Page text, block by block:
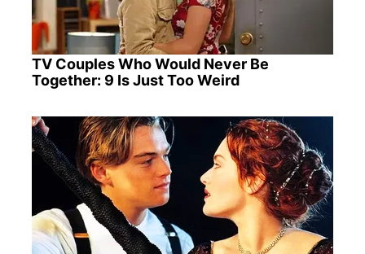
TV Couples Who Would Never Be
Together: 9 Is Just Too Weird